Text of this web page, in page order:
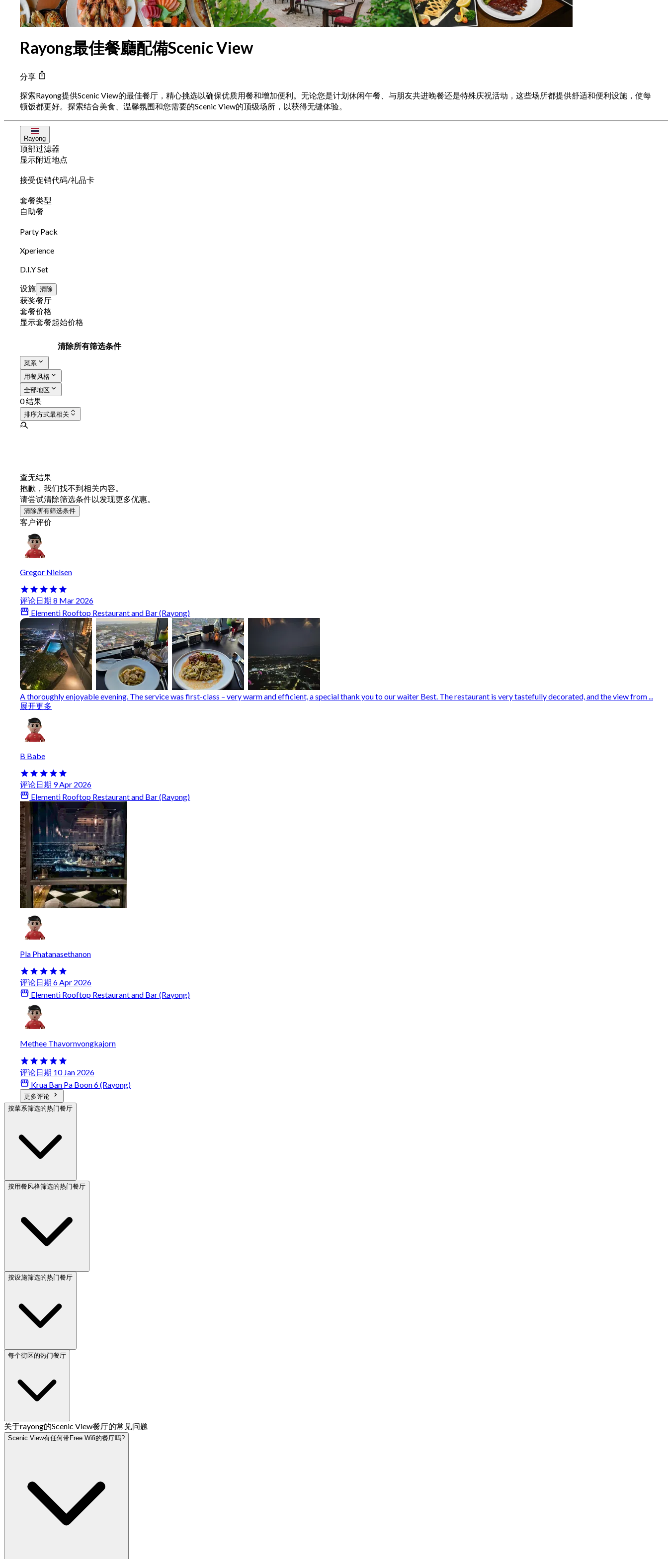
Rayong最佳餐廳配備Scenic View
分享
探索Rayong提供Scenic View的最佳餐厅，精心挑选以确保优质用餐和增加便利。无论您是计划休闲午餐、与朋友共进晚餐还是特殊庆祝活动，这些场所都提供舒适和便利设施，使每
顿饭都更好。探索结合美食、温馨氛围和您需要的Scenic View的顶级场所，以获得无缝体验。
Rayong
顶部过滤器
显示附近地点
接受促销代码/礼品卡
套餐类型
自助餐
Party Pack
Xperience
D.I.Y Set
设施 清除
获奖餐厅
套餐价格
显示套餐起始价格
清除所有筛选条件
菜系
用餐风格
全部地区
0 结果
排序方式最相关
查无结果
抱歉，我们找不到相关内容。
请尝试清除筛选条件以发现更多优惠。
清除所有筛选条件
客户评价
Gregor Nielsen
评论日期 8 Mar 2026
Elementi Rooftop Restaurant and Bar (Rayong)
A thoroughly enjoyable evening. The service was first-class – very warm and efficient, a special thank you to our waiter Best. The restaurant is very tastefully decorated, and the view from ...
展开更多
B Babe
评论日期 9 Apr 2026
Elementi Rooftop Restaurant and Bar (Rayong)
Pla Phatanasethanon
评论日期 6 Apr 2026
Elementi Rooftop Restaurant and Bar (Rayong)
Methee Thavornvongkajorn
评论日期 10 Jan 2026
Krua Ban Pa Boon 6 (Rayong)
更多评论
按菜系筛选的热门餐厅
按用餐风格筛选的热门餐厅
按设施筛选的热门餐厅
每个街区的热门餐厅
关于rayong的Scenic View餐厅的常见问题
Scenic View有任何带Free Wifi的餐厅吗?